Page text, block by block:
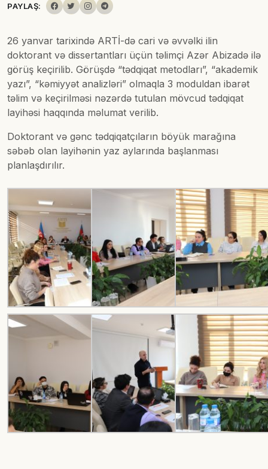
PAYLAŞ:
26 yanvar tarixində ARTİ-də cari və əvvəlki ilin
doktorant və dissertantları üçün təlimçi Azər Abizadə ilə
görüş keçirilib. Görüşdə “tədqiqat metodları”, “akademik
yazı”, “kəmiyyət analizləri” olmaqla 3 moduldan ibarət
təlim və keçirilməsi nəzərdə tutulan mövcud tədqiqat
layihəsi haqqında məlumat verilib.
Doktorant və gənc tədqiqatçıların böyük marağına
səbəb olan layihənin yaz aylarında başlanması
planlaşdırılır.